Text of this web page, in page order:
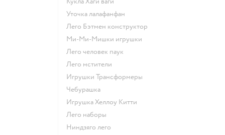
Уточка лалафанфан
Лего Бэтмен конструктор
Ми-Ми-Мишки игрушки
Лего человек паук
Лего мстители
Игрушки Трансформеры
Чебурашка
Игрушка Хеллоу Китти
Лего наборы
Ниндзяго лего